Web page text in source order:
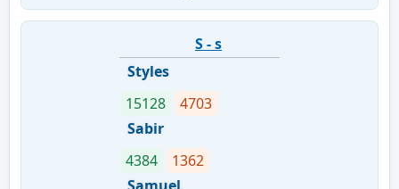
S - s
Styles
15128
4703
Sabir
4384
1362